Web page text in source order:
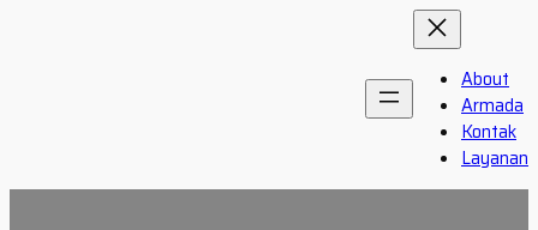
About
Armada
Kontak
Layanan